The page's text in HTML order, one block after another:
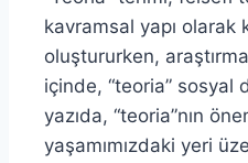
kavramsal yapı olarak
oluştururken,
içinde, “teoria” sosyal
yazıda, “teoria”nın
yaşamımızdaki yeri